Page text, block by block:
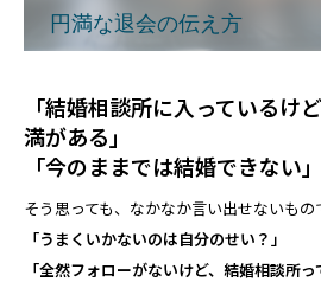
円満な退会の伝え方
「結婚相談所に入っているけ
満がある」
「今のままでは結婚できない」
そう思っても、なかなか言い出せないもの
「うまくいかないのは自分のせい？」
「全然フォローがないけど、結婚相談所